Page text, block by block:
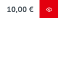
10,00 €